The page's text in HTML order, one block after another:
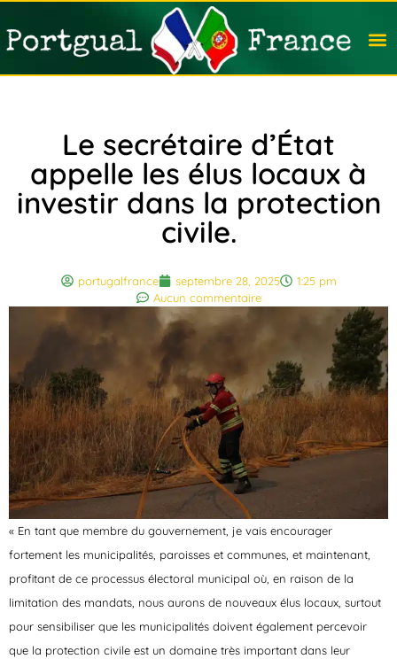
Le secrétaire d’État
appelle les élus locaux à
investir dans la protection
civile.
portugalfrance septembre 28, 2025
1:25 pm
Aucun commentaire
« En tant que membre du gouvernement, je vais encourager
fortement les municipalités, paroisses et communes, et maintenant,
profitant de ce processus électoral municipal où, en raison de la
limitation des mandats, nous aurons de nouveaux élus locaux, surtout
pour sensibiliser que les municipalités doivent également percevoir
que la protection civile est un domaine très important dans leur